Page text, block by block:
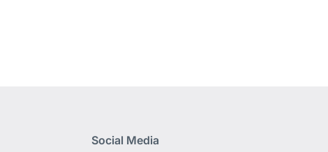
Social Media